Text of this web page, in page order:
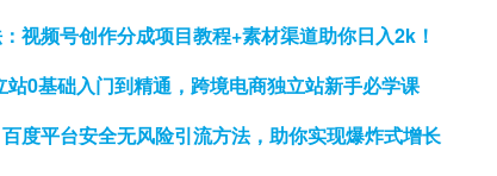
视频号创作分成项目教程+素材渠道助你日入2k！
0基础入门到精通，跨境电商独立站新手必学课
百度平台安全无风险引流方法，助你实现爆炸式增长